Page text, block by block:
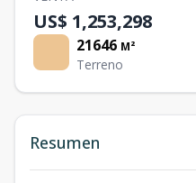
US$ 1,253,298
21646 M²
Terreno
Resumen